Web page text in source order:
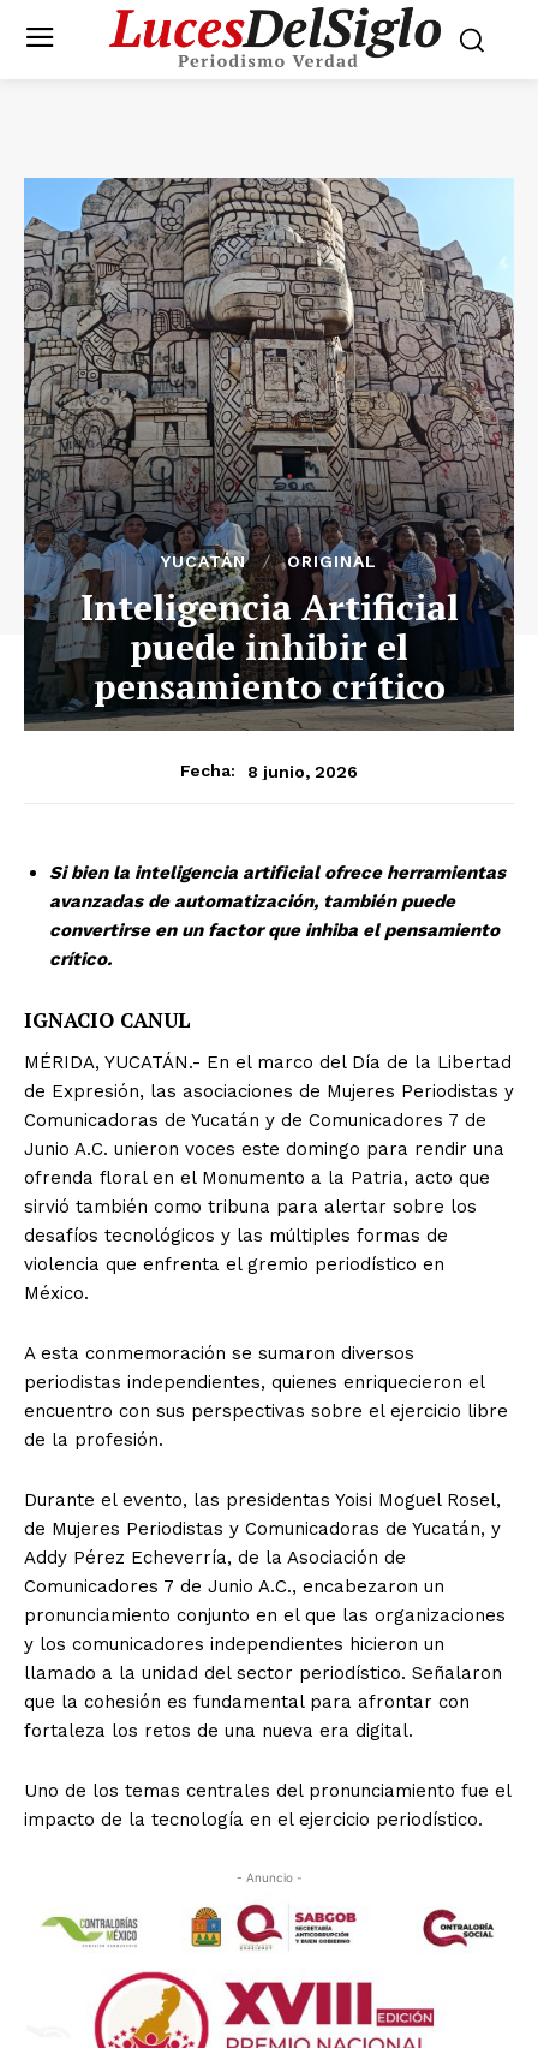
YUCATÁN ORIGINAL
Inteligencia Artificial
puede inhibir el
pensamiento crítico
Fecha: 8 junio, 2026
Si bien la inteligencia artificial ofrece herramientas
avanzadas de automatización, también puede
convertirse en un factor que inhiba el pensamiento
crítico.
IGNACIO CANUL
MÉRIDA, YUCATÁN.- En el marco del Día de la Libertad
de Expresión, las asociaciones de Mujeres Periodistas y
Comunicadoras de Yucatán y de Comunicadores 7 de
Junio A.C. unieron voces este domingo para rendir una
ofrenda floral en el Monumento a la Patria, acto que
sirvió también como tribuna para alertar sobre los
desafíos tecnológicos y las múltiples formas de
violencia que enfrenta el gremio periodístico en
México.
A esta conmemoración se sumaron diversos
periodistas independientes, quienes enriquecieron el
encuentro con sus perspectivas sobre el ejercicio libre
de la profesión.
Durante el evento, las presidentas Yoisi Moguel Rosel,
de Mujeres Periodistas y Comunicadoras de Yucatán, y
Addy Pérez Echeverría, de la Asociación de
Comunicadores 7 de Junio A.C., encabezaron un
pronunciamiento conjunto en el que las organizaciones
y los comunicadores independientes hicieron un
llamado a la unidad del sector periodístico. Señalaron
que la cohesión es fundamental para afrontar con
fortaleza los retos de una nueva era digital.
Uno de los temas centrales del pronunciamiento fue el
impacto de la tecnología en el ejercicio periodístico.
- Anuncio -